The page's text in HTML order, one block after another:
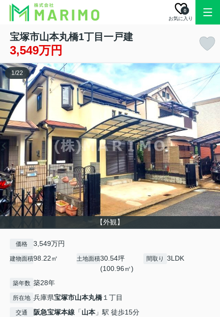
お気に入り
0
宝塚市山本丸橋1丁目一戸建
3,549万円
【外観】
1/22
価格 3,549万円
建物面積98.22㎡ 土地面積30.54坪
(100.96㎡)
間取り 3LDK
築年数 築28年
所在地 兵庫県宝塚市山本丸橋１丁目
交通 阪急宝塚本線 「山本 」駅 徒歩15分